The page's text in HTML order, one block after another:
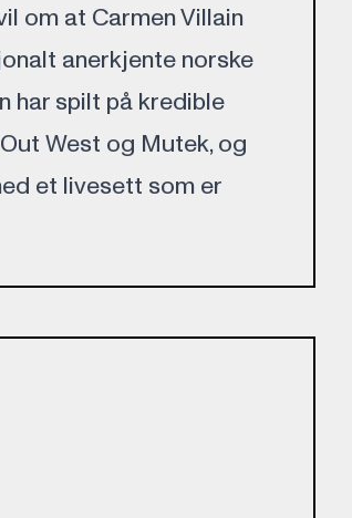
om at Carmen Villain
anerkjente norske
har spilt på kredible
West og Mutek, og
et livesett som er